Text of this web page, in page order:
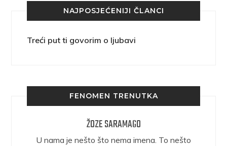
NAJPOSJEĆENIJI ČLANCI
Treći put ti govorim o ljubavi
FENOMEN TRENUTKA
ŽOZE SARAMAGO
U nama je nešto što nema imena. To nešto